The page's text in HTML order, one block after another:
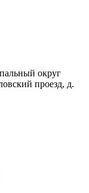
округ
проезд, д.